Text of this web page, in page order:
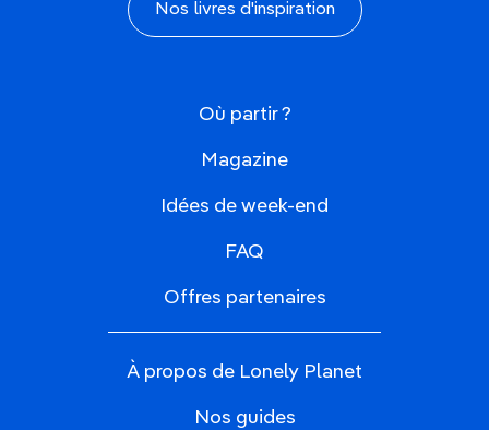
Nos livres d'inspiration
Où partir ?
Magazine
Idées de week-end
FAQ
Offres partenaires
À propos de Lonely Planet
Nos guides